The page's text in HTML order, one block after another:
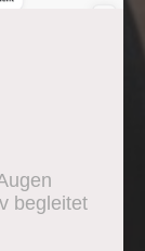
begleitet